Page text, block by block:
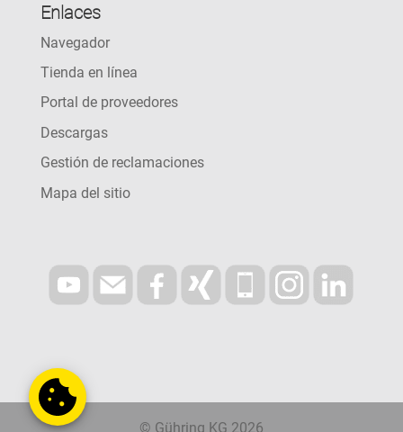
Enlaces
Navegador
Tienda en línea
Portal de proveedores
Descargas
Gestión de reclamaciones
Mapa del sitio
© Gühring KG 2026